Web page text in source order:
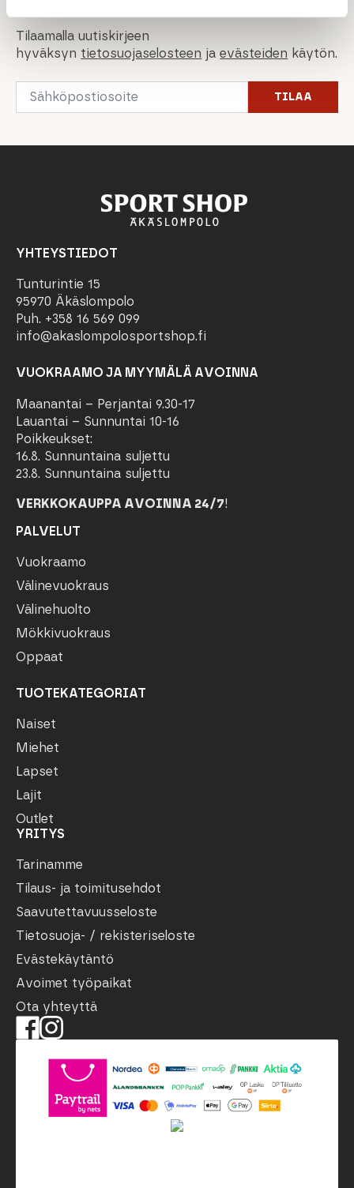
Tilaamalla uutiskirjeen
hyväksyn tietosuojaselosteen jaevästeiden käytön.
Email
TILAA
YHTEYSTIEDOT
Tunturintie 15
95970 Äkäslompolo
Puh. +358 16 569 099
info@akaslompolosportshop.fi
VUOKRAAMO JA MYYMÄLÄ AVOINNA
Maanantai – Perjantai 9.30-17
Lauantai – Sunnuntai 10-16
Poikkeukset:
16.8. Sunnuntaina suljettu
23.8. Sunnuntaina suljettu
VERKKOKAUPPA AVOINNA 24/7!
PALVELUT
Vuokraamo
Välinevuokraus
Välinehuolto
Mökkivuokraus
Oppaat
TUOTEKATEGORIAT
Naiset
Miehet
Lapset
Lajit
Outlet
YRITYS
Tarinamme
Tilaus- ja toimitusehdot
Saavutettavuusseloste
Tietosuoja- / rekisteriseloste
Evästekäytäntö
Avoimet työpaikat
Ota yhteyttä